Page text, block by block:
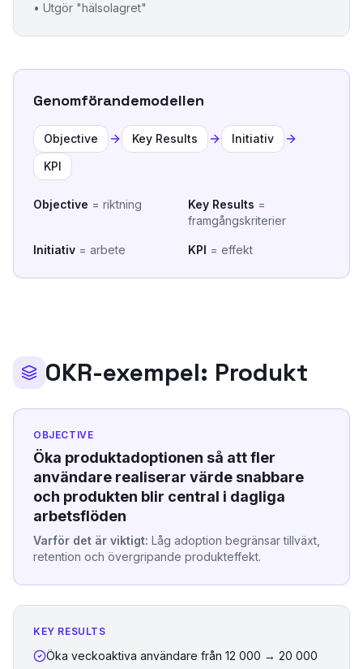
• Utgör "hälsolagret"
Genomförandemodellen
Objective Key Results
Initiativ
KPI
Objective = riktning Key Results =
framgångskriterier
Initiativ = arbete KPI = effekt
OKR-exempel: Produkt
OBJECTIVE
Öka produktadoptionen så att fler
användare realiserar värde snabbare
och produkten blir central i dagliga
arbetsflöden
Varför det är viktigt: Låg adoption begränsar tillväxt,
retention och övergripande produkteffekt.
KEY RESULTS
Öka veckoaktiva användare från 12 000 → 20 000